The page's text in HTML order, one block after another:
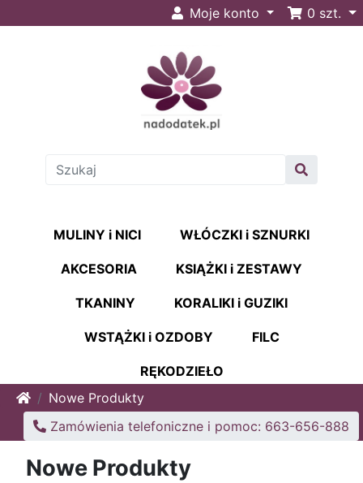
Moje konto 0 szt.
MULINY i NICI WŁÓCZKI i SZNURKI
AKCESORIA KSIĄŻKI i ZESTAWY
TKANINY KORALIKI i GUZIKI
WSTĄŻKI i OZDOBY FILC
RĘKODZIEŁO
HomeNowe Produkty
Zamówienia telefoniczne i pomoc: 663-656-888
Nowe Produkty